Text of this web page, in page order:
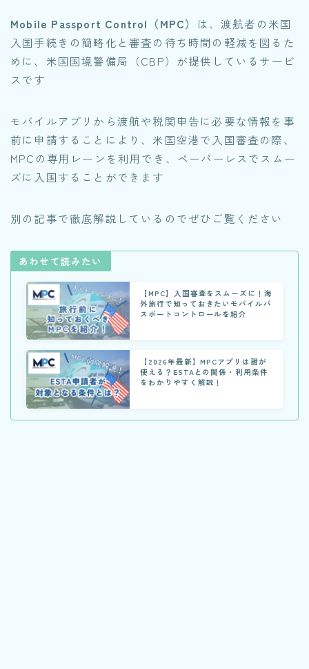
Mobile Passport Control（MPC）
は、渡航者の米国
入国手続きの簡略化と審査の待ち時間の軽減を図るた
めに、米国国境警備局（CBP）が提供しているサービ
スです
モバイルアプリから渡航や税関申告に必要な情報を事
前に申請することにより、米国空港で入国審査の際、
MPCの専用レーンを利用でき、ペーパーレスでスムー
ズに入国することができます
別の記事で徹底解説しているのでぜひご覧ください
あわせて読みたい
【MPC】入国審査をスムーズに！海
外旅行で知っておきたいモバイルパ
スポートコントロールを紹介
【2026年最新】MPCアプリは誰が
使える？ESTAとの関係・利用条件
をわかりやすく解説！